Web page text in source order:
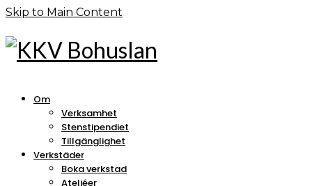
Skip to Main Content
Om
Verksamhet
Stenstipendiet
Tillgänglighet
Verkstäder
Boka verkstad
Ateljéer